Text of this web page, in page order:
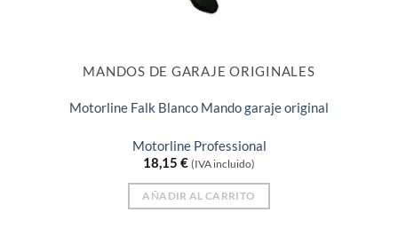
MANDOS DE GARAJE ORIGINALES
Motorline Falk Blanco Mando garaje original
Motorline Professional
18,15 € (IVA incluido)
AÑADIR AL CARRITO